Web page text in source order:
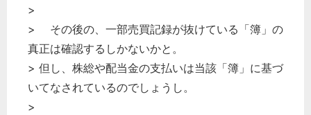
>
> その後の、一部売買記録が抜けている「簿」の
真正は確認するしかないかと。
> 但し、株総や配当金の支払いは当該「簿」に基づ
いてなされているのでしょうし。
>